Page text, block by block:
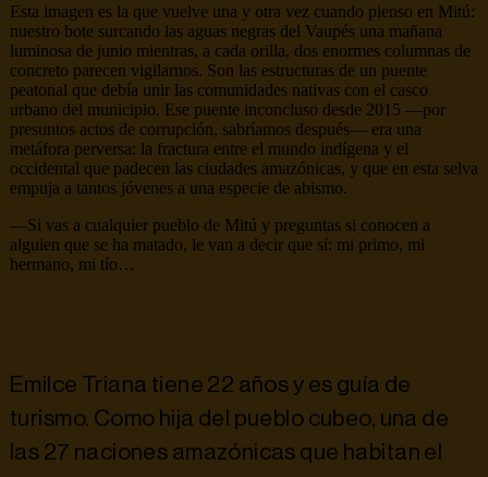
Esta imagen es la que vuelve una y otra vez cuando pienso en Mitú:
nuestro bote surcando las aguas negras del Vaupés una mañana
luminosa de junio mientras, a cada orilla, dos enormes columnas de
concreto parecen vigilarnos. Son las estructuras de un puente
peatonal que debía unir las comunidades nativas con el casco
urbano del municipio. Ese puente inconcluso desde 2015 —por
presuntos actos de corrupción, sabríamos después— era una
metáfora perversa: la fractura entre el mundo indígena y el
occidental que padecen las ciudades amazónicas, y que en esta selva
empuja a tantos jóvenes a una especie de abismo.
—Si vas a cualquier pueblo de Mitú y preguntas si conocen a
alguien que se ha matado, le van a decir que sí: mi primo, mi
hermano, mi tío…
Emilce Triana tiene 22 años y es guía de
turismo. Como hija del pueblo cubeo, una de
las 27 naciones amazónicas que habitan el